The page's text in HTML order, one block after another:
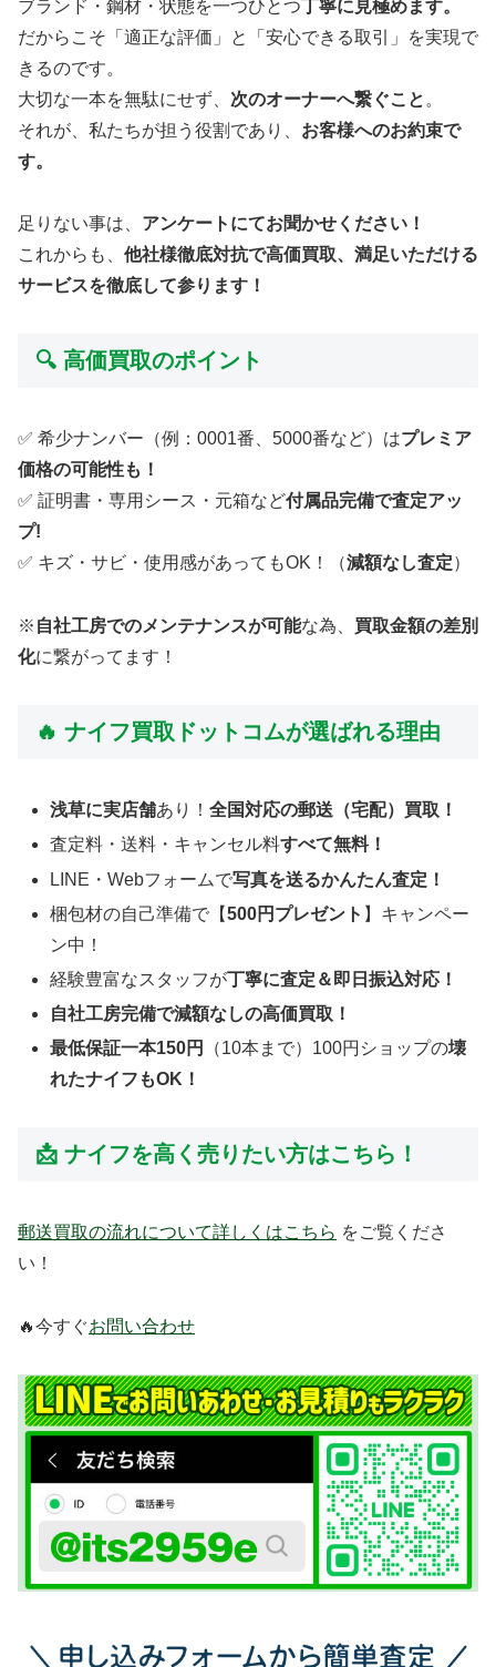
ブランド・鋼材・状態を一つひとつ丁寧に見極めます。
だからこそ「適正な評価」と「安心できる取引」を実現で
きるのです。
大切な一本を無駄にせず、 次のオーナーへ繋ぐこと 。
それが、私たちが担う役割であり、 お客様へのお約束で
す。
足りない事は、 アンケートにてお聞かせください！
これからも、 他社様徹底対抗で高価買取、満足いただける
サービスを徹底して参ります！
🔍 高価買取のポイント
✅ 希少ナンバー（例：0001番、5000番など）はプレミア
価格の可能性も！
✅ 証明書・専用シース・元箱など付属品完備で査定アッ
プ!
✅ キズ・サビ・使用感があってもOK！（減額なし査定）
※ 自社工房でのメンテナンスが可能な為、 買取金額の差別
化に繋がってます！
🔥 ナイフ買取ドットコムが選ばれる理由
浅草に実店舗あり！全国対応の郵送（宅配）買取！
査定料・送料・キャンセル料すべて無料！
LINE・Webフォームで写真を送るかんたん査定！
梱包材の自己準備で【500円プレゼント 】キャンペー
ン中！
経験豊富なスタッフが丁寧に査定＆即日振込対応！
自社工房完備で減額なしの高価買取！
最低保証一本150円
（10本まで）100円ショップの壊
れたナイフもOK！
📩 ナイフを高く売りたい方はこちら！
郵送買取の流れについて詳しくはこちら をご覧くださ
い！
🔥今すぐお問い合わせ